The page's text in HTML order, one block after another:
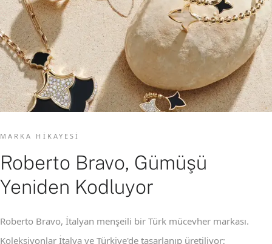
MARKA HIKAYESI
Roberto Bravo, Gümüşü
Yeniden Kodluyor
Roberto Bravo, İtalyan menşeili bir Türk mücevher markası.
Koleksiyonlar İtalya ve Türkiye'de tasarlanıp üretiliyor;